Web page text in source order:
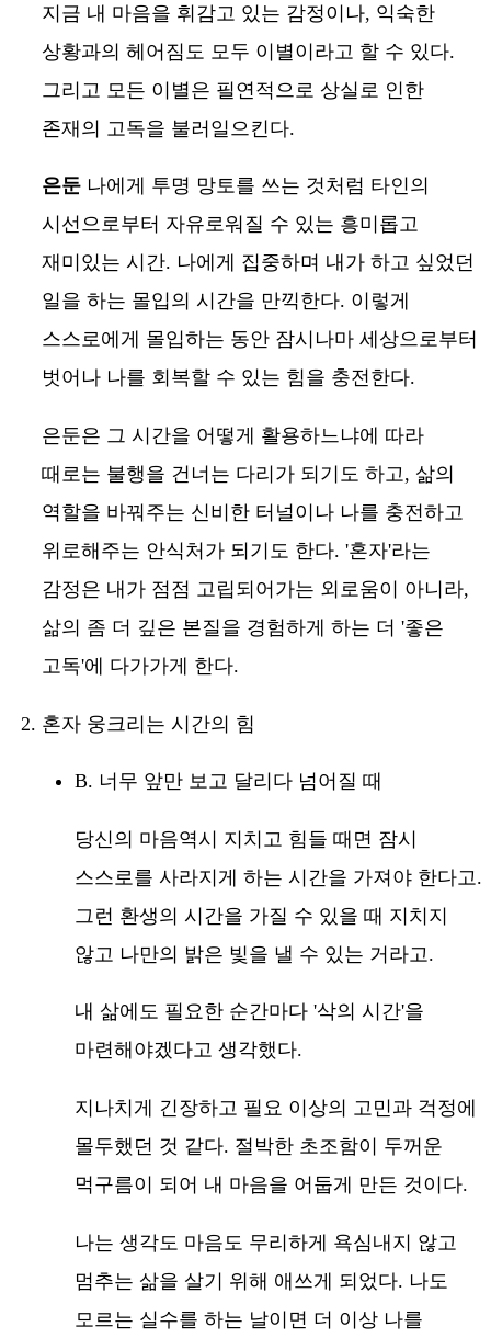
지금 내 마음을 휘감고 있는 감정이나, 익숙한
상황과의 헤어짐도 모두 이별이라고 할 수 있다.
그리고 모든 이별은 필연적으로 상실로 인한
존재의 고독을 불러일으킨다.
은둔 나에게 투명 망토를 쓰는 것처럼 타인의
시선으로부터 자유로워질 수 있는 흥미롭고
재미있는 시간. 나에게 집중하며 내가 하고 싶었던
일을 하는 몰입의 시간을 만끽한다. 이렇게
스스로에게 몰입하는 동안 잠시나마 세상으로부터
벗어나 나를 회복할 수 있는 힘을 충전한다.
은둔은 그 시간을 어떻게 활용하느냐에 따라
때로는 불행을 건너는 다리가 되기도 하고, 삶의
역할을 바꿔주는 신비한 터널이나 나를 충전하고
위로해주는 안식처가 되기도 한다. '혼자'라는
감정은 내가 점점 고립되어가는 외로움이 아니라,
삶의 좀 더 깊은 본질을 경험하게 하는 더 '좋은
고독'에 다가가게 한다.
혼자 웅크리는 시간의 힘
B. 너무 앞만 보고 달리다 넘어질 때
당신의 마음역시 지치고 힘들 때면 잠시
스스로를 사라지게 하는 시간을 가져야 한다고.
그런 환생의 시간을 가질 수 있을 때 지치지
않고 나만의 밝은 빛을 낼 수 있는 거라고.
내 삶에도 필요한 순간마다 '삭의 시간'을
마련해야겠다고 생각했다.
지나치게 긴장하고 필요 이상의 고민과 걱정에
몰두했던 것 같다. 절박한 초조함이 두꺼운
먹구름이 되어 내 마음을 어둡게 만든 것이다.
나는 생각도 마음도 무리하게 욕심내지 않고
멈추는 삶을 살기 위해 애쓰게 되었다. 나도
모르는 실수를 하는 날이면 더 이상 나를